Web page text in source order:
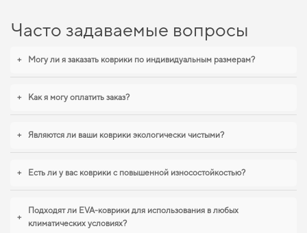
Часто задаваемые вопросы
+ Могу ли я заказать коврики по индивидуальным размерам?
+ Как я могу оплатить заказ?
+ Являются ли ваши коврики экологически чистыми?
+ Есть ли у вас коврики с повышенной износостойкостью?
+
Подходят ли EVA-коврики для использования в любых
климатических условиях?